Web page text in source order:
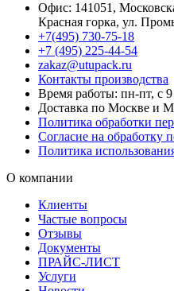
Офис: 141051,
Красная горка, ул.
+7(495) 730-75-18
+7 (495) 225-44-54
zakaz@utupack.ru
Контакты производства
Время работы: пн-пт, с
Доставка по Москве и
Политика обработки
Согласие на обработку
Политика
О компании
Клиенты
Частые вопросы
Отзывы
Документы
ПРАЙС-ЛИСТ
Услуги